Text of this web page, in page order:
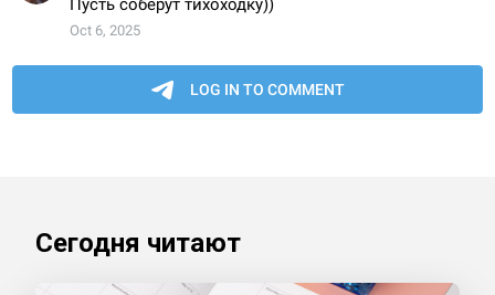
Сегодня читают